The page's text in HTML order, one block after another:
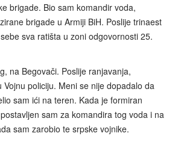
brigade. Bio sam komandir voda,
brigade u Armiji BiH. Poslije trinaest
sva ratišta u zoni odgovornosti 25.
na Begovači. Poslije ranjavanja,
policiju. Meni se nije dopadalo da
sam ići na teren. Kada je formiran
sam za komandira tog voda i na
sam zarobio te srpske vojnike.